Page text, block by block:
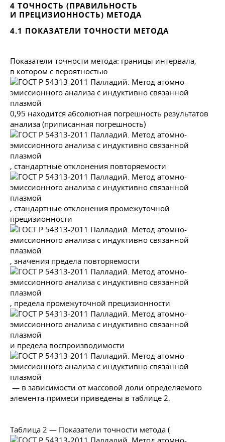
4 ТОЧНОСТЬ (ПРАВИЛЬНОСТЬ
И ПРЕЦИЗИОННОСТЬ) МЕТОДА
4.1 ПОКАЗАТЕЛИ ТОЧНОСТИ МЕТОДА
Показатели точности метода: границы интервала,
в котором с вероятностью
0,95 находится абсолютная погрешность результатов
анализа (приписанная погрешность)
, стандартные отклонения повторяемости
, стандартные отклонения промежуточной
прецизионности
, значения предела повторяемости
, предела промежуточной прецизионности
и предела воспроизводимости
— в зависимости от массовой доли определяемого
элемента-примеси приведены в таблице 2.
Таблица 2 — Показатели точности метода (